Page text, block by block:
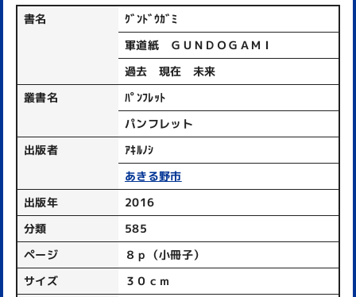
書名
ｸﾞﾝﾄﾞｳｶﾞﾐ
軍道紙 ＧＵＮＤＯＧＡＭＩ
過去 現在 未来
叢書名
ﾊﾟﾝﾌﾚｯﾄ
パンフレット
出版者
ｱｷﾙﾉｼ
あきる野市
出版年
2016
分類
585
ページ
８ｐ（小冊子）
サイズ
３０ｃｍ